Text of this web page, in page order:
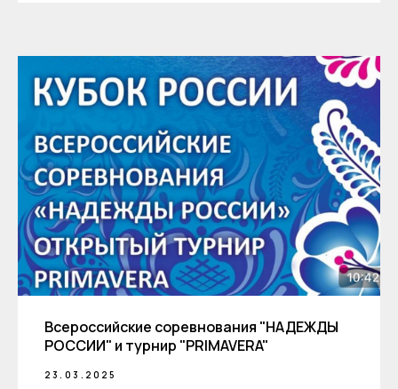
Всероссийские соревнования "НАДЕЖДЫ
РОССИИ" и турнир "PRIMAVERA"
23.03.2025